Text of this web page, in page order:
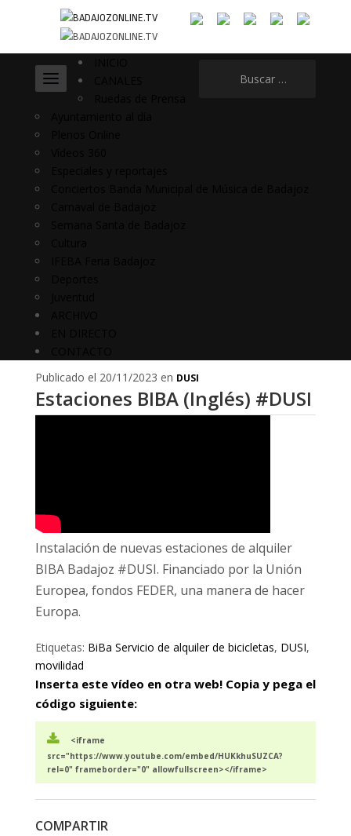
Publicado el 20/11/2023 en DUSI
Estaciones BIBA (Inglés) #DUSI
Instalación de nuevas estaciones de alquiler
BIBA Badajoz #DUSI. Financiado por la Unión
Europea, fondos FEDER, una manera de hacer
Europa.
Etiquetas: BiBa Servicio de alquiler de bicicletas, DUSI,
movilidad
Inserta este vídeo en otra web! Copia y pega el
código siguiente:
<iframe
src="https://www.youtube.com/embed/HUKkhuSUZCA?
rel=0" frameborder="0" allowfullscreen></iframe>
COMPARTIR